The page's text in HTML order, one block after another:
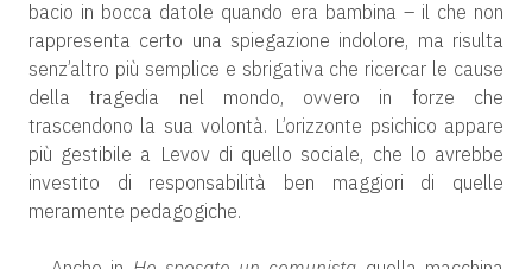
bacio in bocca datole quando era bambina – il che non
rappresenta certo una spiegazione indolore, ma risulta
senz’altro più semplice e sbrigativa che ricercar le cause
della tragedia nel mondo, ovvero in forze che
trascendono la sua volontà. L’orizzonte psichico appare
più gestibile a Levov di quello sociale, che lo avrebbe
investito di responsabilità ben maggiori di quelle
meramente pedagogiche.